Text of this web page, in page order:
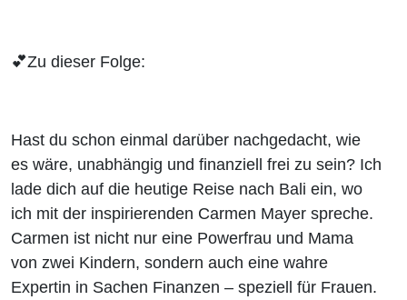
💕Zu dieser Folge:
Hast du schon einmal darüber nachgedacht, wie
es wäre, unabhängig und finanziell frei zu sein? Ich
lade dich auf die heutige Reise nach Bali ein, wo
ich mit der inspirierenden Carmen Mayer spreche.
Carmen ist nicht nur eine Powerfrau und Mama
von zwei Kindern, sondern auch eine wahre
Expertin in Sachen Finanzen – speziell für Frauen.